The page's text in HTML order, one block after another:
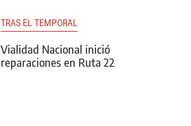
TRAS EL TEMPORAL
Vialidad Nacional inició
reparaciones en Ruta 22